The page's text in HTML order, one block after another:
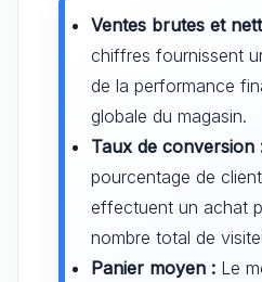
Ventes brutes et
chiffres fournissent
de la performance
globale du magasin.
Taux de conversion
pourcentage de
effectuent un achat
nombre total de
Panier moyen : Le